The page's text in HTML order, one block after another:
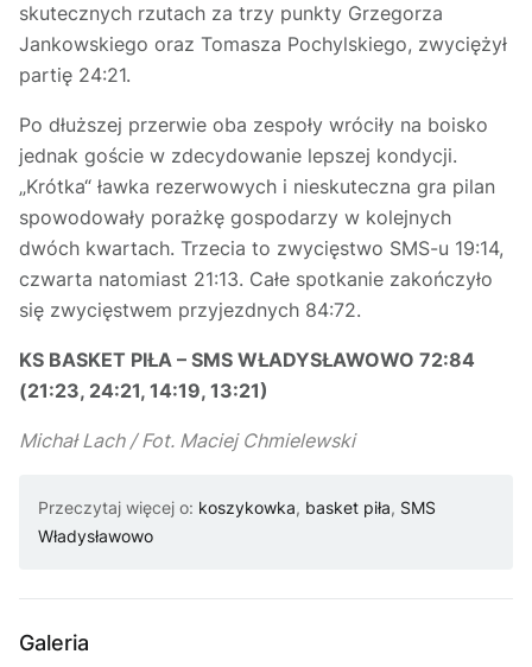
skutecznych rzutach za trzy punkty Grzegorza
Jankowskiego oraz Tomasza Pochylskiego, zwyciężył
partię 24:21.
Po dłuższej przerwie oba zespoły wróciły na boisko
jednak goście w zdecydowanie lepszej kondycji.
„Krótka“ ławka rezerwowych i nieskuteczna gra pilan
spowodowały porażkę gospodarzy w kolejnych
dwóch kwartach. Trzecia to zwycięstwo SMS-u 19:14,
czwarta natomiast 21:13. Całe spotkanie zakończyło
się zwycięstwem przyjezdnych 84:72.
KS BASKET PIŁA – SMS WŁADYSŁAWOWO 72:84
(21:23, 24:21, 14:19, 13:21)
Michał Lach / Fot. Maciej Chmielewski
Przeczytaj więcej o: koszykowka, basket piła, SMS
Władysławowo
Galeria